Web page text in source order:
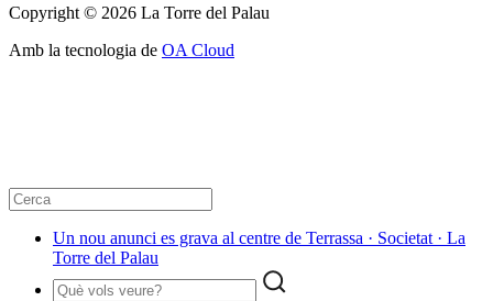
Copyright © 2026 La Torre del Palau
Amb la tecnologia de OA Cloud
Un nou anunci es grava al centre de Terrassa · Societat · La
Torre del Palau